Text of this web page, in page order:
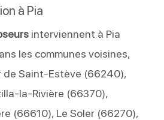
à Pia
interviennent à Pia
les communes voisines,
de Saint-Estève (66240),
la-Rivière (66370),
(66610), Le Soler (66270),